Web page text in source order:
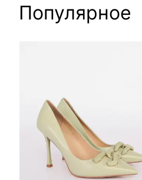
Популярное